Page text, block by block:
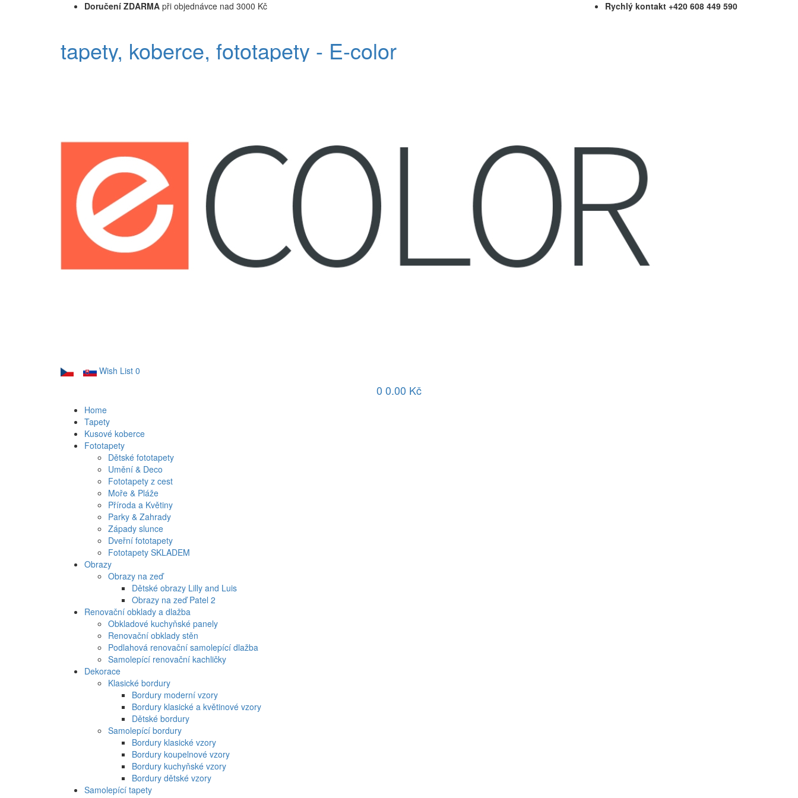
Doručení ZDARMA při objednávce nad 3000 Kč Rychlý kontakt +420 608 449 590
tapety, koberce, fototapety - E-color
Wish List 0
0 0.00 Kč
Home
Tapety
Kusové koberce
Fototapety
Dětské fototapety
Umění & Deco
Fototapety z cest
Moře & Pláže
Příroda a Květiny
Parky & Zahrady
Západy slunce
Dveřní fototapety
Fototapety SKLADEM
Obrazy
Obrazy na zeď
Dětské obrazy Lilly and Luis
Obrazy na zeď Patel 2
Renovační obklady a dlažba
Obkladové kuchyňské panely
Renovační obklady stěn
Podlahová renovační samolepící dlažba
Samolepící renovační kachličky
Dekorace
Klasické bordury
Bordury moderní vzory
Bordury klasické a květinové vzory
Dětské bordury
Samolepící bordury
Bordury klasické vzory
Bordury koupelnové vzory
Bordury kuchyňské vzory
Bordury dětské vzory
Samolepící tapety